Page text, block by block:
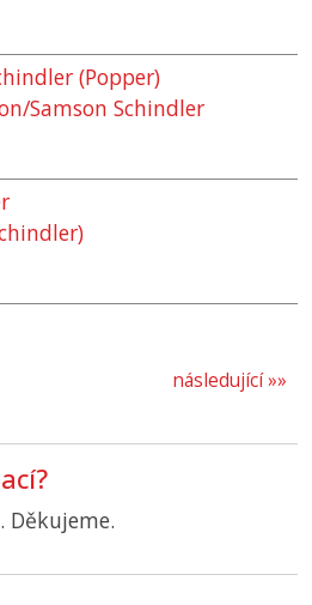
(Popper)
Samson Schindler
následující »»
Děkujeme.